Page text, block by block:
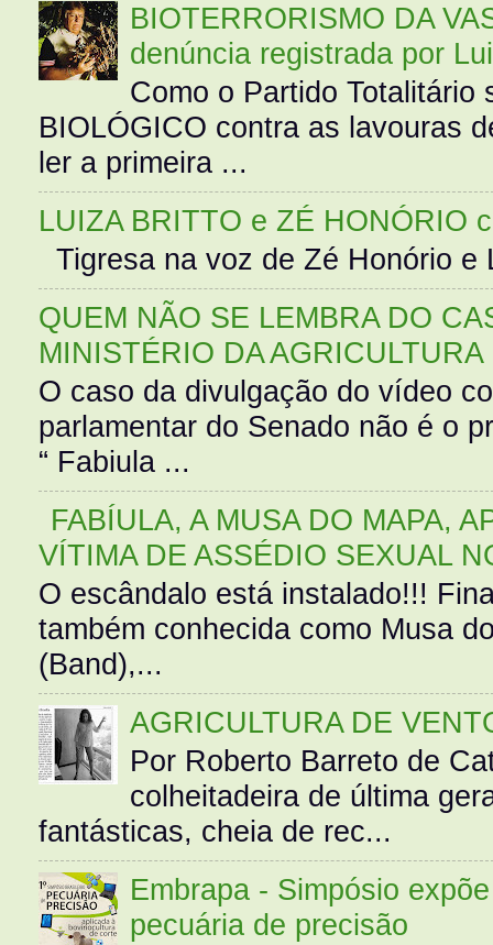
BIOTERRORISMO DA
denúncia registrada por
Como o Partido Totalitário
BIOLÓGICO contra as lavouras
ler a primeira ...
LUIZA BRITTO e ZÉ HONÓRIO
Tigresa na voz de Zé Honório
QUEM NÃO SE LEMBRA DO
MINISTÉRIO DA AGRICULTURA
O caso da divulgação do vídeo
parlamentar do Senado não é o
“ Fabiula ...
FABÍULA, A MUSA DO MAPA,
VÍTIMA DE ASSÉDIO SEXUAL
O escândalo está instalado!!!
também conhecida como Musa
(Band),...
AGRICULTURA DE
Por Roberto Barreto de
colheitadeira de última
fantásticas, cheia de rec...
Embrapa - Simpósio
pecuária de precisão